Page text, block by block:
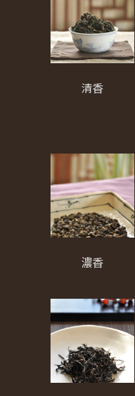
清香
濃香